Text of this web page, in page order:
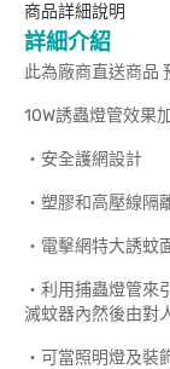
商品詳細說明
詳細介紹
此為廠商直送商品
10W誘蟲燈管效果
‧安全護網設計
‧塑膠和高壓線隔
‧電擊網特大誘蚊
‧利用捕蟲燈管來
滅蚊器內然後由對
‧可當照明燈及裝